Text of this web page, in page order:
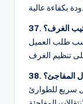
الغرف؟
طلب العميل
المفاجئ؟
سريع للطوارئ